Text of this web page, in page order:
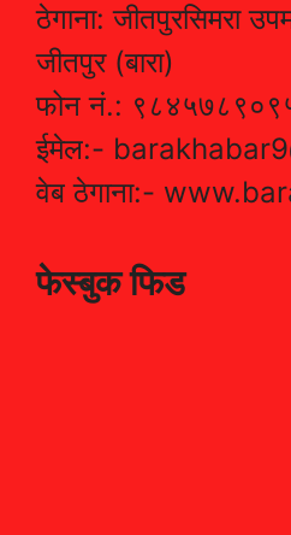
ठेगाना: जीतपुरसिमरा
जीतपुर (बारा)
फोन नं.:
ईमेल:-
वेब ठेगाना:-
फेस्बुक फिड